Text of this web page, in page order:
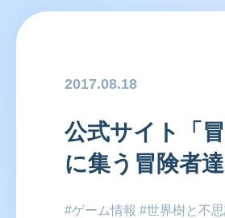
2017.08.18
公式サイト「
に集う冒険者
#ゲーム情報 #世界樹と不